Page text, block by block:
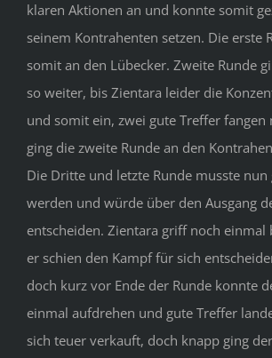
klaren Aktionen an und konnte somit
seinem Kontrahenten setzen. Die erste
somit an den Lübecker. Zweite Runde
so weiter, bis Zientara leider die
und somit ein, zwei gute Treffer fangen
ging die zweite Runde an den
Die Dritte und letzte Runde musste nun
werden und würde über den Ausgang
entscheiden. Zientara griff noch einmal
er schien den Kampf für sich
doch kurz vor Ende der Runde konnte
einmal aufdrehen und gute Treffer
sich teuer verkauft, doch knapp ging